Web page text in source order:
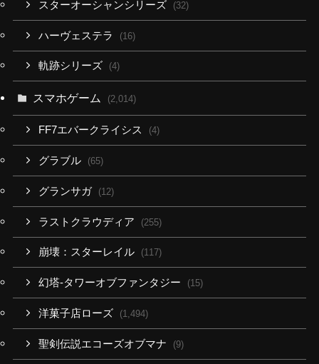
スターオーシャンシリーズ (32)
ハーヴェステラ (16)
軌跡シリーズ (4)
スマホゲーム (2,014)
FF7エバークライシス (4)
グラブル (65)
グランサガ (12)
ラストクラウディア (255)
崩壊：スターレイル (117)
幻塔-タワーオブファンタジー (15)
洋菓子店ローズ (1,494)
聖剣伝説エコーズオブマナ (9)